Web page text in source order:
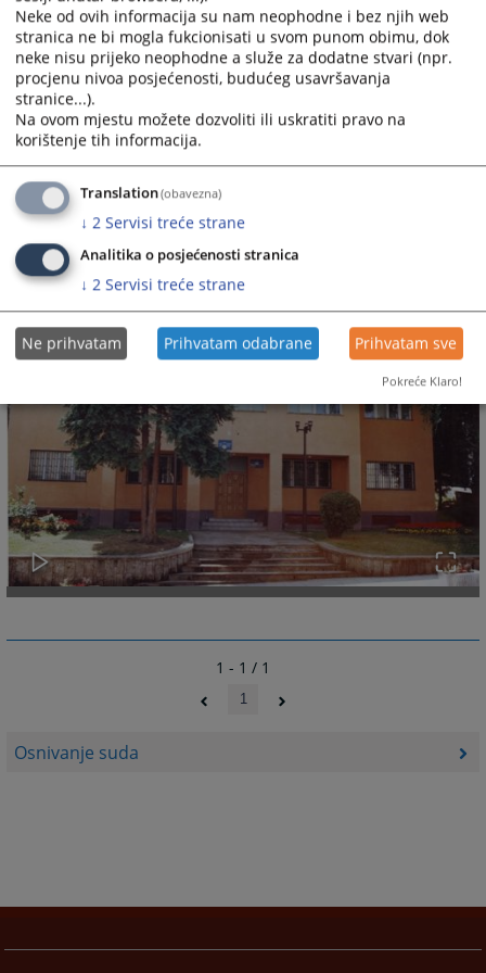
Osnivanje suda
neposredno raditi na organizaciji rada suda te predlog
potrebnih sredstava za izvršenje programa rada.
3087
1 - 1 / 1
1
Neke od ovih informacija su nam neophodne i bez njih web
stranica ne bi mogla fukcionisati u svom punom obimu, dok
neke nisu prijeko neophodne a služe za dodatne stvari (npr.
procjenu nivoa posjećenosti, budućeg usavršavanja
stranice...).
Na ovom mjestu možete dozvoliti ili uskratiti pravo na
korištenje tih informacija.
Translation(obavezna)
↓ 2 Servisi treće strane
Analitika o posjećenosti stranica
↓ 2 Servisi treće strane
Ne prihvatam Prihvatam odabrane Prihvatam sve
Pokreće Klaro!